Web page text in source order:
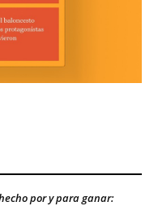
por y para ganar: